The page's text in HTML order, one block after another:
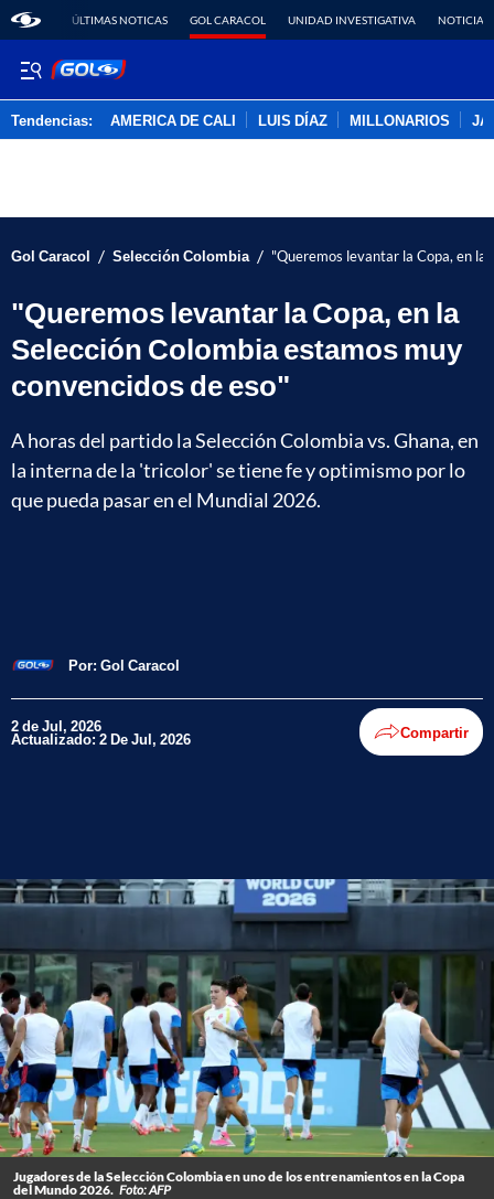
ÚLTIMAS NOTICAS GOL CARACOL UNIDAD INVESTIGATIVA NOTICIAS
Tendencias: AMERICA DE CALI LUIS DÍAZ MILLONARIOS
Gol Caracol / Selección Colombia / "Queremos levantar la Copa, en la
"Queremos levantar la Copa, en la
Selección Colombia estamos muy
convencidos de eso"
A horas del partido la Selección Colombia vs. Ghana, en
la interna de la 'tricolor' se tiene fe y optimismo por lo
que pueda pasar en el Mundial 2026.
Por: Gol Caracol
2 de Jul, 2026
Actualizado: 2 De Jul, 2026 Compartir
Jugadores de la Selección Colombia en uno de los entrenamientos en la Copa
del Mundo 2026. Foto: AFP